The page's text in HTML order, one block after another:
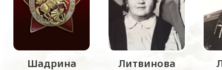
Шадрина Литвинова